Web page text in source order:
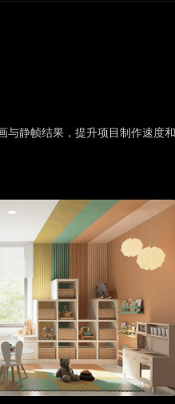
与静帧结果，提升项目制作速度和